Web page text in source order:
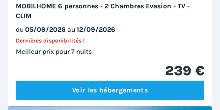
MOBILHOME 6 personnes - 2 Chambres Evasion - TV -
CLIM
du 05/09/2026 au 12/09/2026
Meilleur prix pour 7 nuits
Dernières disponibilités !
239 €
Voir les hébergements